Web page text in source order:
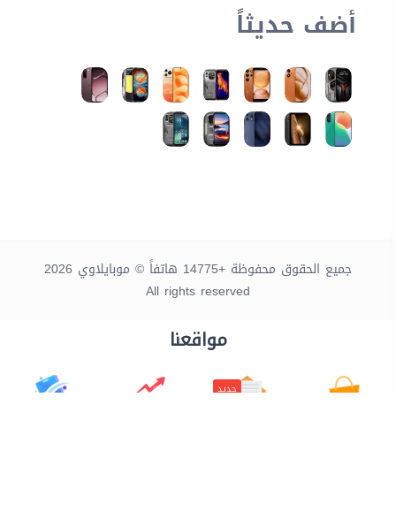
أضف حديثاً
جميع الحقوق محفوظة +14775 هاتفاً © موبايلاوي 2026
All rights reserved